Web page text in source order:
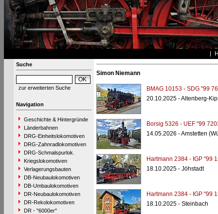
Suche
zur erweiterten Suche
Navigation
Geschichte & Hintergründe
Länderbahnen
DRG-Einheitslokomotiven
DRG-Zahnradlokomotiven
DRG-Schmalspurlok.
Kriegslokomotiven
Verlagerungsbauten
DB-Neubaulokomotiven
DB-Umbaulokomotiven
DR-Neubaulokomotiven
DR-Rekolokomotiven
DR - "6000er"
Simon Niemann
BMAG 10153 - SDG "99
20.10.2025 - Altenberg-
Borsig 5326 - UEF "99
14.05.2026 - Amstetten
Hartmann 2384 - IGP "99
18.10.2025 - Jöhstadt
Hartmann 2384 - IGP "99
18.10.2025 - Steinbach